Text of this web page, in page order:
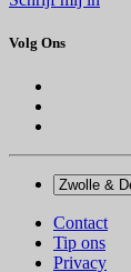
Volg Ons
Contact
Tip ons
Privacy